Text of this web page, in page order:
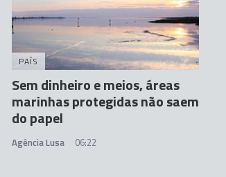
PAÍS
Sem dinheiro e meios, áreas
marinhas protegidas não saem
do papel
Agência Lusa 06:22